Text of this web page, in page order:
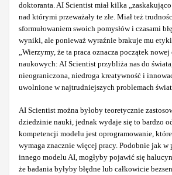
doktoranta. AI Scientist miał kilka
nad którymi przeważały te złe. Miał też
sformułowaniem swoich pomysłów i czasami
wyniki, ale ponieważ wyraźnie brakuje mu
„Wierzymy, że ta praca oznacza początek
naukowych: AI Scientist przybliża nas do
nieograniczona, niedroga kreatywność i
uwolnione w najtrudniejszych problemach
AI Scientist można byłoby teoretycznie
dziedzinie nauki, jednak wydaje się to bardzo
kompetencji modelu jest oprogramowanie,
wymaga znacznie więcej pracy. Podobnie jak w
innego modelu AI, mogłyby pojawić się
że badania byłyby błędne lub całkowicie